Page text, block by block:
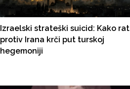
Izraelski strateški suicid: Kako rat
protiv Irana krči put turskoj
hegemoniji